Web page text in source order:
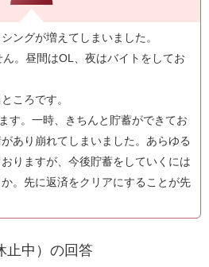
ングが増えてしまいました。
。昼間はOL、夜はバイトをしてお
ころです。
す。一時、きちんと貯蓄ができてお
あり崩れてしまいました。あらゆる
りますが、今後貯蓄をしていくには
。先に返済をクリアにすることが先
中）の回答